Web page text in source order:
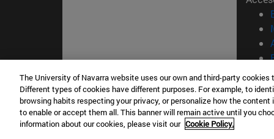
©
The University of Navarra website uses our own and third-party
Different types of cookies have different purposes. For example, to
browsing habits respecting your privacy, or personalize how the
to enable or accept them all. This banner will remain active until you
information about our cookies, please visit our Cookie Policy.